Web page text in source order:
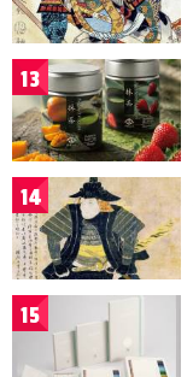
13
14
15